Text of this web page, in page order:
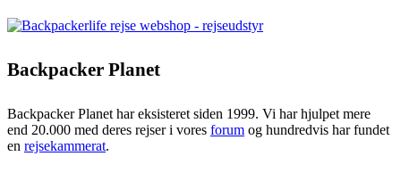
Backpacker Planet
Backpacker Planet har eksisteret siden 1999. Vi har hjulpet mere
end 20.000 med deres rejser i vores forum og hundredvis har fundet
en rejsekammerat.